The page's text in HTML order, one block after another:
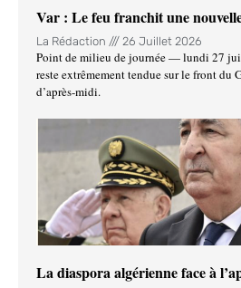
Var : Le feu franchit une
La Rédaction 26 Juillet 2026
Point de milieu de journée — lundi 27
reste extrêmement tendue sur le front du
d’après-midi.
La diaspora algérienne face à